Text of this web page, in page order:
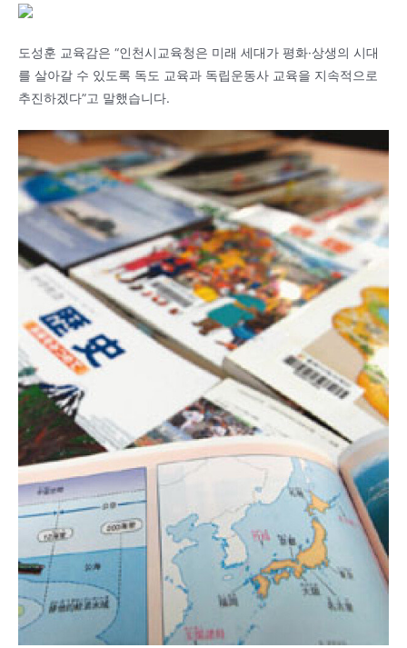
도성훈 교육감은 “인천시교육청은 미래 세대가 평화·상생의 시대
를 살아갈 수 있도록 독도 교육과 독립운동사 교육을 지속적으로
추진하겠다”고 말했습니다.